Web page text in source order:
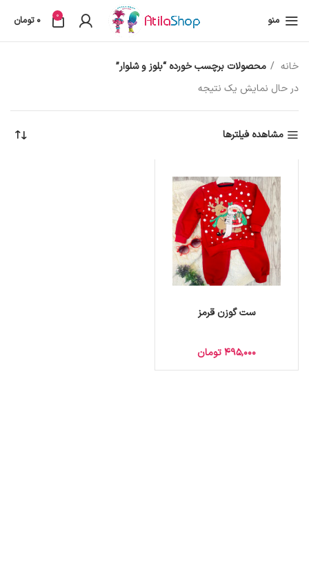
منو 0
0 تومان
خانه
محصولات برچسب خورده “بلوز و شلوار”
در حال نمایش یک نتیجه
مشاهده فیلترها
ست گوزن قرمز
495,000 تومان